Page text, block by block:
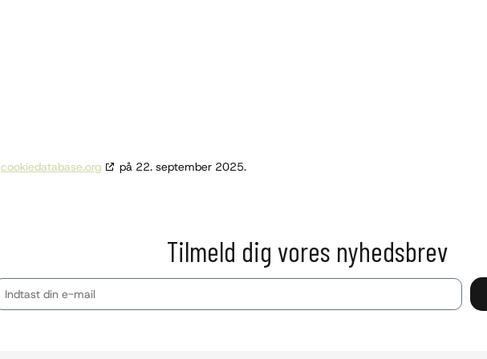
cookiedatabase.org på 22. september 2025.
Tilmeld dig vores nyhedsbrev